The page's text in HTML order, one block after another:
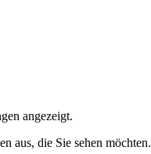
angezeigt.
aus, die Sie sehen möchten.